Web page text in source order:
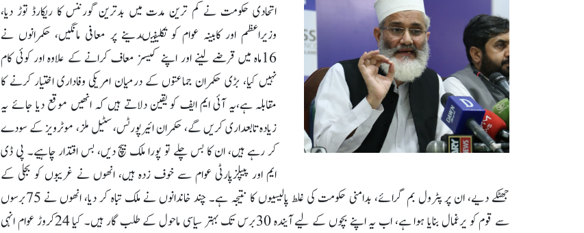
اتحادی حکومت نے کم ترین مدت میں بدترین گورننس کا ریکارڈ توڑ دیا،
وزیراعظم اور کابینہ عوام کو تکلیفیںدینے پر معافی مانگیں، حکمرانوں نے
16ماہ میں قرضے لینے اور اپنے کیسز معاف کرانے کے علاوہ اور کوئی کام
نہیں کیا، بڑی حکمران جماعتوں کے درمیان امریکی وفاداری اختیار کرنے کا
مقابلہ ہے،یہ آئی ایم ایف کو یقین دلاتے ہیں کہ انھیں موقع دیا جائے یہ
زیادہ تابعداری کریں گے، حکمران ائیرپورٹس، سٹیل ملز، موٹرویز کے سودے
کر رہے ہیں، ان کا بس چلے تو پورا ملک بیچ دیں، بس اقتدار چاہیے۔ پی ڈی
ایم اور پیپلزپارٹی عوام سے خوف زدہ ہیں، انھوں نے غریبوں کو بجلی کے
جھٹکے دیے، ان پر پٹرول بم گرائے، بدامنی حکومت کی غلط پالیسیوں کا نتیجہ ہے۔ چند خاندانوں نے ملک تباہ کر دیا، انھوں نے 75برسوں
سے قوم کو یرغمال بنایا ہوا ہے، اب یہ اپنے بچوں کے لیے آیندہ 30برس تک بہتر سیاسی ماحول کے طلب گار ہیں۔ کیا 24کروڑ عوام انہی